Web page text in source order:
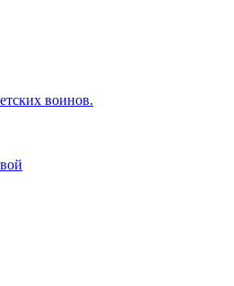
воинов.